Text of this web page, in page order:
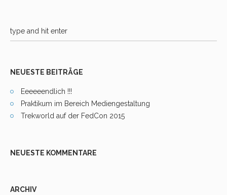
NEUESTE BEITRÄGE
Eeeeeendlich !!!
Praktikum im Bereich Mediengestaltung
Trekworld auf der FedCon 2015
NEUESTE KOMMENTARE
ARCHIV